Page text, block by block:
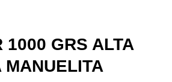
1000 GRS ALTA
MANUELITA